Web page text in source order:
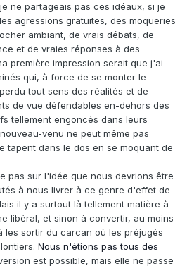
ne partageais pas ces idéaux, si je
agressions gratuites, des moqueries
ambiant, de vrais débats, de
et de vraies réponses à des
première impression serait que j'ai
qui, à force de se monter le
tout sens des réalités et de
de vue défendables en-dehors des
tellement engoncés dans leurs
venu ne peut même pas
tapent dans le dos en se moquant de
pas sur l'idée que nous devrions être
à nous livrer à ce genre d'effet de
il y a surtout là tellement matière à
libéral, et sinon à convertir, au moins
les sortir du carcan où les préjugés
Nous n'étions pas tous des
est possible, mais elle ne passe